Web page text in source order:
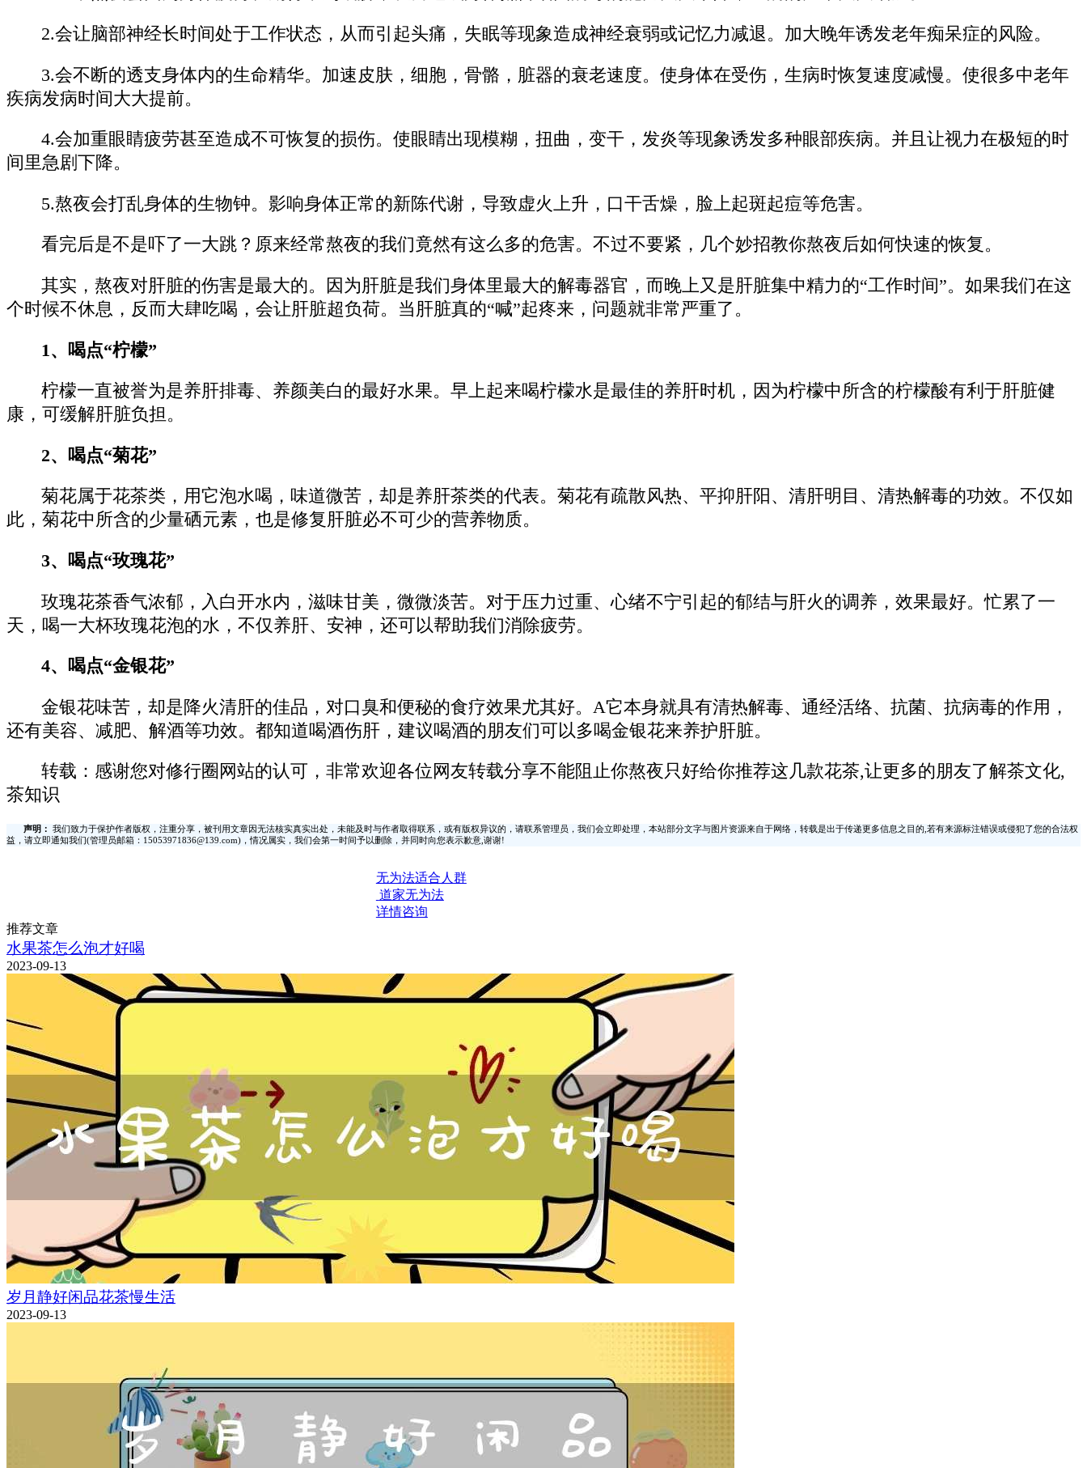
2.会让脑部神经长时间处于工作状态，从而引起头痛，失眠等现象造成神经衰弱或记忆力减退。加大晚年诱发老年痴呆症的风险。
3.会不断的透支身体内的生命精华。加速皮肤，细胞，骨骼，脏器的衰老速度。使身体在受伤，生病时恢复速度减慢。使很多中老年
疾病发病时间大大提前。
4.会加重眼睛疲劳甚至造成不可恢复的损伤。使眼睛出现模糊，扭曲，变干，发炎等现象诱发多种眼部疾病。并且让视力在极短的时
间里急剧下降。
5.熬夜会打乱身体的生物钟。影响身体正常的新陈代谢，导致虚火上升，口干舌燥，脸上起斑起痘等危害。
看完后是不是吓了一大跳？原来经常熬夜的我们竟然有这么多的危害。不过不要紧，几个妙招教你熬夜后如何快速的恢复。
其实，熬夜对肝脏的伤害是最大的。因为肝脏是我们身体里最大的解毒器官，而晚上又是肝脏集中精力的“工作时间”。如果我们在这
个时候不休息，反而大肆吃喝，会让肝脏超负荷。当肝脏真的“喊”起疼来，问题就非常严重了。
1、喝点“柠檬”
柠檬一直被誉为是养肝排毒、养颜美白的最好水果。早上起来喝柠檬水是最佳的养肝时机，因为柠檬中所含的柠檬酸有利于肝脏健
康，可缓解肝脏负担。
2、喝点“菊花”
菊花属于花茶类，用它泡水喝，味道微苦，却是养肝茶类的代表。菊花有疏散风热、平抑肝阳、清肝明目、清热解毒的功效。不仅如
此，菊花中所含的少量硒元素，也是修复肝脏必不可少的营养物质。
3、喝点“玫瑰花”
玫瑰花茶香气浓郁，入白开水内，滋味甘美，微微淡苦。对于压力过重、心绪不宁引起的郁结与肝火的调养，效果最好。忙累了一
天，喝一大杯玫瑰花泡的水，不仅养肝、安神，还可以帮助我们消除疲劳。
4、喝点“金银花”
金银花味苦，却是降火清肝的佳品，对口臭和便秘的食疗效果尤其好。A它本身就具有清热解毒、通经活络、抗菌、抗病毒的作用，
还有美容、减肥、解酒等功效。都知道喝酒伤肝，建议喝酒的朋友们可以多喝金银花来养护肝脏。
转载：感谢您对修行圈网站的认可，非常欢迎各位网友转载分享不能阻止你熬夜只好给你推荐这几款花茶,让更多的朋友了解茶文化,
茶知识
声明：
我们致力于保护作者版权，注重分享，被刊用文章因无法核实真实出处，未能及时与作者取得联系，或有版权异议的，请联系管理员，我们会立即处理，本站部分文字与图片资源来自于网络，转载是出于传递更多信息之目的,若有来源标注错误或侵犯了您的合法权
益，请立即通知我们(管理员邮箱：15053971836@139.com)，情况属实，我们会第一时间予以删除，并同时向您表示歉意,谢谢!
无为法适合人群
道家无为法
详情咨询
推荐文章
水果茶怎么泡才好喝
2023-09-13
岁月静好闲品花茶慢生活
2023-09-13